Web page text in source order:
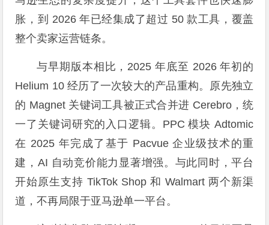
胀，到 2026 年已经集成了超过 50 款工具，覆盖
整个卖家运营链条。
与早期版本相比，2025 年底至 2026 年初的
Helium 10 经历了一次较大的产品重构。原先独立
的 Magnet 关键词工具被正式合并进 Cerebro，统
一了关键词研究的入口逻辑。PPC 模块 Adtomic
在 2025 年完成了基于 Pacvue 企业级技术的重
建，AI 自动竞价能力显著增强。与此同时，平台
开始原生支持 TikTok Shop 和 Walmart 两个新渠
道，不再局限于亚马逊单一平台。